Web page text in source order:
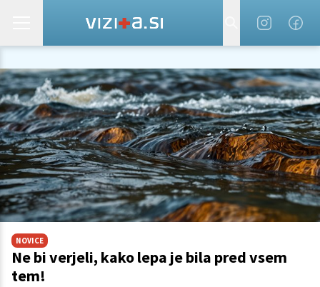
NOVICE
Ne bi verjeli, kako lepa je bila pred vsem
tem!